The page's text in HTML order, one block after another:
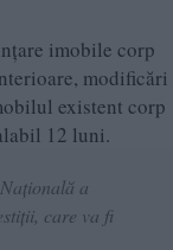
imobile corp
modificări
existent corp
12 luni.
a
care va fi